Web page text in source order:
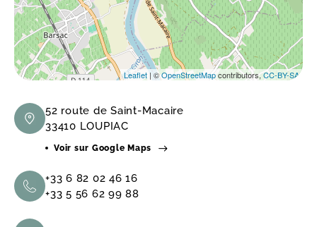
Leaflet | ©OpenStreetMapcontributors,CC-BY-SA
52 route de Saint-Macaire
33410 LOUPIAC
Voir sur Google Maps
+33 6 82 02 46 16
+33 5 56 62 99 88